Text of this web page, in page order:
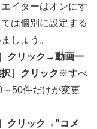
イターはオンにす
は個別に設定する
しょう。
クリック→動画一
］クリック ※すべ
50件だけが変更
クリック→”コメ